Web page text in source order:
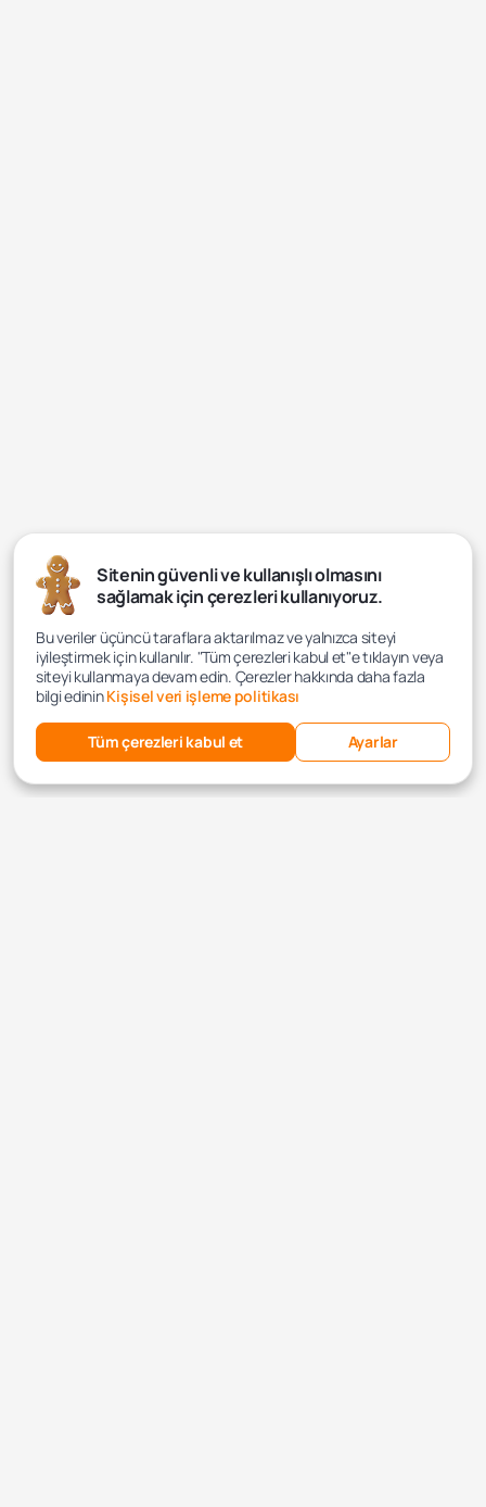
Sitenin güvenli ve kullanışlı olmasını
sağlamak için çerezleri kullanıyoruz.
Bu veriler üçüncü taraflara aktarılmaz ve yalnızca siteyi
iyileştirmek için kullanılır. "Tüm çerezleri kabul et"e tıklayın veya
siteyi kullanmaya devam edin. Çerezler hakkında daha fazla
bilgi edininKişisel veri işleme politikası
Tüm çerezleri kabul et Ayarlar